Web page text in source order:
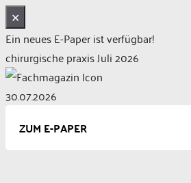
✕
Ein neues E-Paper ist verfügbar!
chirurgische praxis Juli 2026
30.07.2026
ZUM E-PAPER